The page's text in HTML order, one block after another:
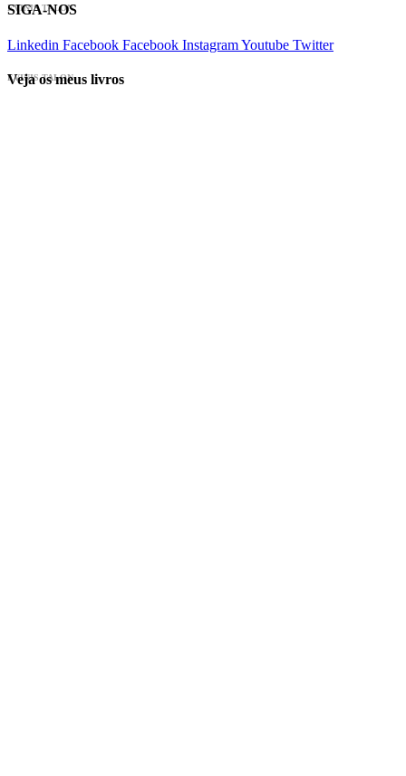
EVINIS TALON
SIGA-NOS
Linkedin Facebook Facebook InstagramYoutube Twitter
EVINIS TALON
Veja os meus livros